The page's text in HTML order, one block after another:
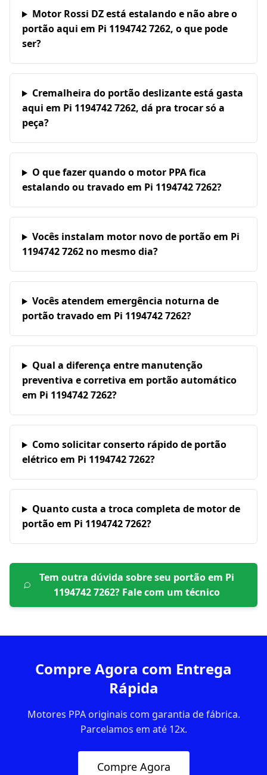
Motor Rossi DZ está estalando e não abre o
portão aqui em Pi 1194742 7262, o que pode
ser?
Cremalheira do portão deslizante está gasta
aqui em Pi 1194742 7262, dá pra trocar só a
peça?
O que fazer quando o motor PPA fica
estalando ou travado em Pi 1194742 7262?
Vocês instalam motor novo de portão em Pi
1194742 7262 no mesmo dia?
Vocês atendem emergência noturna de
portão travado em Pi 1194742 7262?
Qual a diferença entre manutenção
preventiva e corretiva em portão automático
em Pi 1194742 7262?
Como solicitar conserto rápido de portão
elétrico em Pi 1194742 7262?
Quanto custa a troca completa de motor de
portão em Pi 1194742 7262?
Tem outra dúvida sobre seu portão em Pi
1194742 7262? Fale com um técnico
Compre Agora com Entrega
Rápida
Motores PPA originais com garantia de fábrica.
Parcelamos em até 12x.
Compre Agora